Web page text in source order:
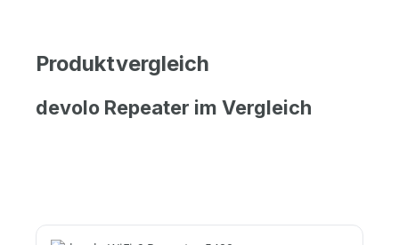
Produktvergleich
devolo Repeater im Vergleich